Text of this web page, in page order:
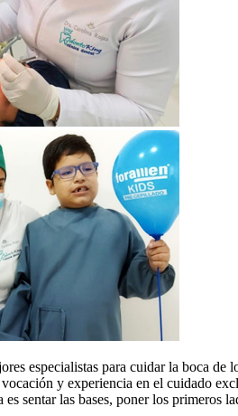
especialistas para cuidar la boca de
y experiencia en el cuidado
sentar las bases, poner los primeros